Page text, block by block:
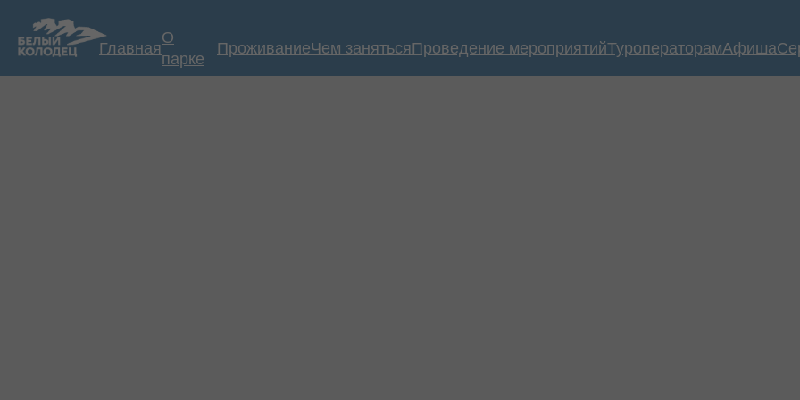
Главная
О
парке
ПроживаниеЧем занятьсяПроведение мероприятийТуроператорамАфиша